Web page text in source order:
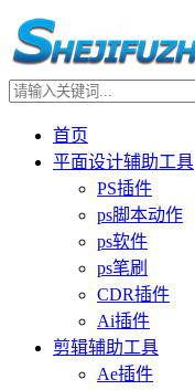
首页
平面设计辅助工具
PS插件
ps脚本动作
ps软件
ps笔刷
CDR插件
Ai插件
剪辑辅助工具
Ae插件